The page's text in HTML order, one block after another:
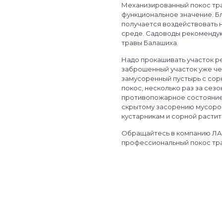
Механизированный покос
функциональное значение.
получается
среде. Садоводы
травы Балашиха.
Надо прокашивать участок
заброшенный участок уже
замусоренный пустырь с
покос, несколько раз за
противопожарное
скрытому засорению
кустарникам и сорной
Обращайтесь в компанию
профессиональный покос